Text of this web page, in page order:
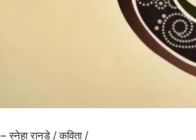
– स्नेहा रानडे / कविता /